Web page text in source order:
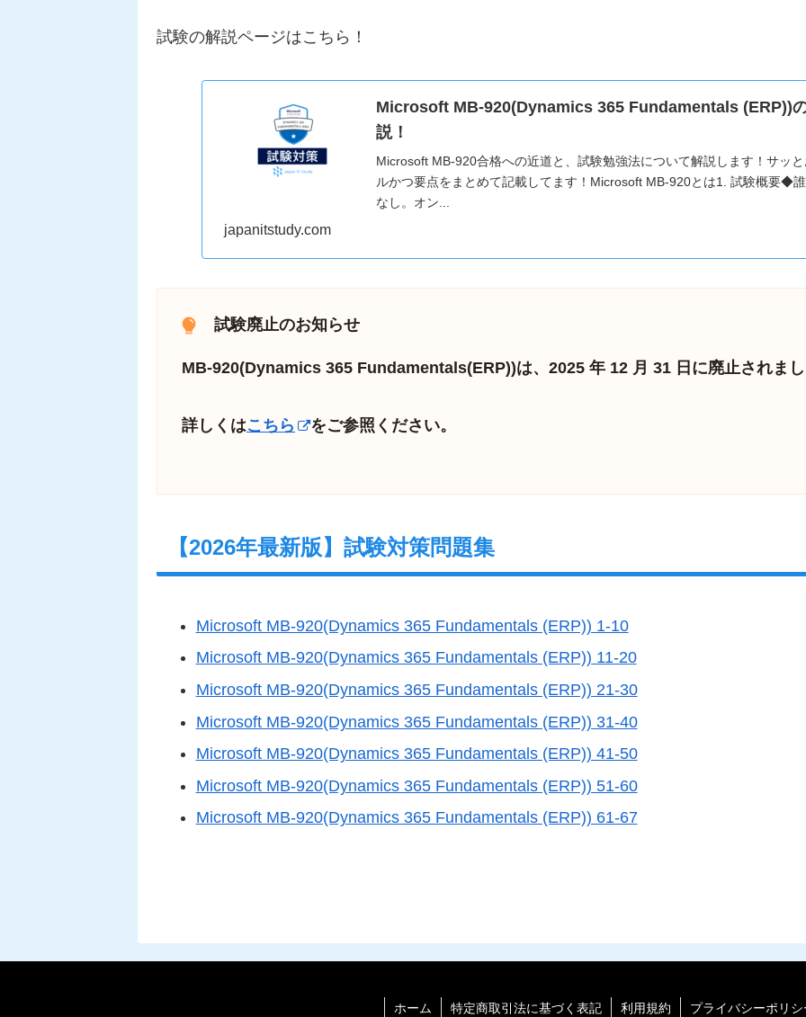
試験の解説ページはこちら！
Microsoft MB-920(Dynamics 365 Fundamentals (ERP))
説！
Microsoft MB-920合格への近道と、試験勉強法について解説します！サッ
ルかつ要点をまとめて記載してます！Microsoft MB-920とは1. 試験概要◆
なし。オン...
japanitstudy.com
試験廃止のお知らせ
MB-920(Dynamics 365 Fundamentals(ERP))は、2025 年 12 月 31 日に廃止されま
詳しくはこちら をご参照ください。
【2026年最新版】試験対策問題集
Microsoft MB-920(Dynamics 365 Fundamentals (ERP)) 1-10
Microsoft MB-920(Dynamics 365 Fundamentals (ERP)) 11-20
Microsoft MB-920(Dynamics 365 Fundamentals (ERP)) 21-30
Microsoft MB-920(Dynamics 365 Fundamentals (ERP)) 31-40
Microsoft MB-920(Dynamics 365 Fundamentals (ERP)) 41-50
Microsoft MB-920(Dynamics 365 Fundamentals (ERP)) 51-60
Microsoft MB-920(Dynamics 365 Fundamentals (ERP)) 61-67
ホーム 特定商取引法に基づく表記 利用規約 プライバシーポリシ